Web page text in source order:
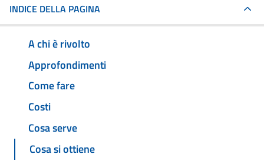
INDICE DELLA PAGINA
A chi è rivolto
Approfondimenti
Come fare
Costi
Cosa serve
Cosa si ottiene